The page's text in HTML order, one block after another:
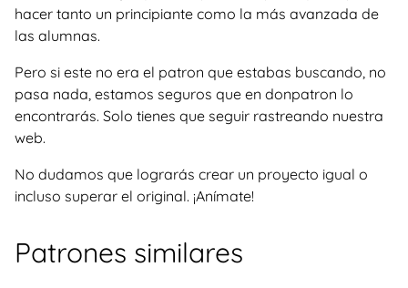
hacer tanto un principiante como la más avanzada de
las alumnas.
Pero si este no era el patron que estabas buscando, no
pasa nada, estamos seguros que en donpatron lo
encontrarás. Solo tienes que seguir rastreando nuestra
web.
No dudamos que lograrás crear un proyecto igual o
incluso superar el original. ¡Anímate!
Patrones similares